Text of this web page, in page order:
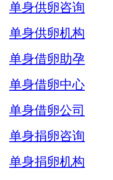
单身供卵咨询
单身供卵机构
单身借卵助孕
单身借卵中心
单身借卵公司
单身捐卵咨询
单身捐卵机构